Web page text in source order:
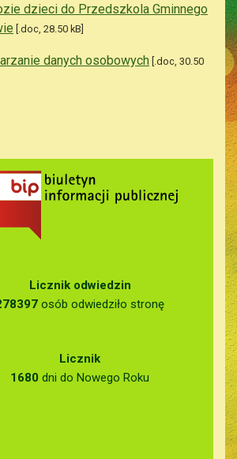
dzieci do Przedszkola Gminnego
[.doc, 28.50 kB]
danych osobowych [.doc, 30.50
Licznik odwiedzin
osób odwiedziło stronę
Licznik
1680 dni do Nowego Roku